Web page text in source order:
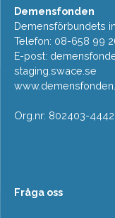
Demensfonden
Demensförbundets
Telefon: 08-658 99
E-post:
staging.swace.se
Org.nr: 802403-4442
Fråga oss